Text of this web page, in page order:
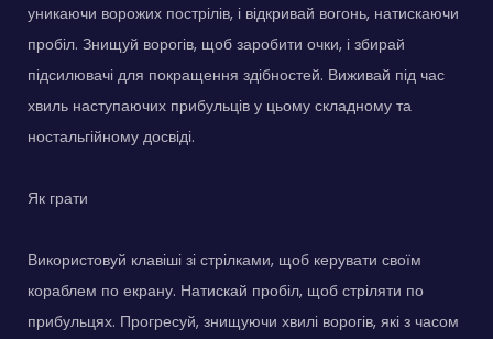
уникаючи ворожих пострілів, і відкривай вогонь, натискаючи
пробіл. Знищуй ворогів, щоб заробити очки, і збирай
підсилювачі для покращення здібностей. Виживай під час
хвиль наступаючих прибульців у цьому складному та
ностальгійному досвіді.
Як грати
Використовуй клавіші зі стрілками, щоб керувати своїм
кораблем по екрану. Натискай пробіл, щоб стріляти по
прибульцях. Прогресуй, знищуючи хвилі ворогів, які з часом